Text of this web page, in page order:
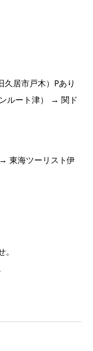
居市戸木）Pあり
ルート津） → 関ド
東海ツーリスト伊